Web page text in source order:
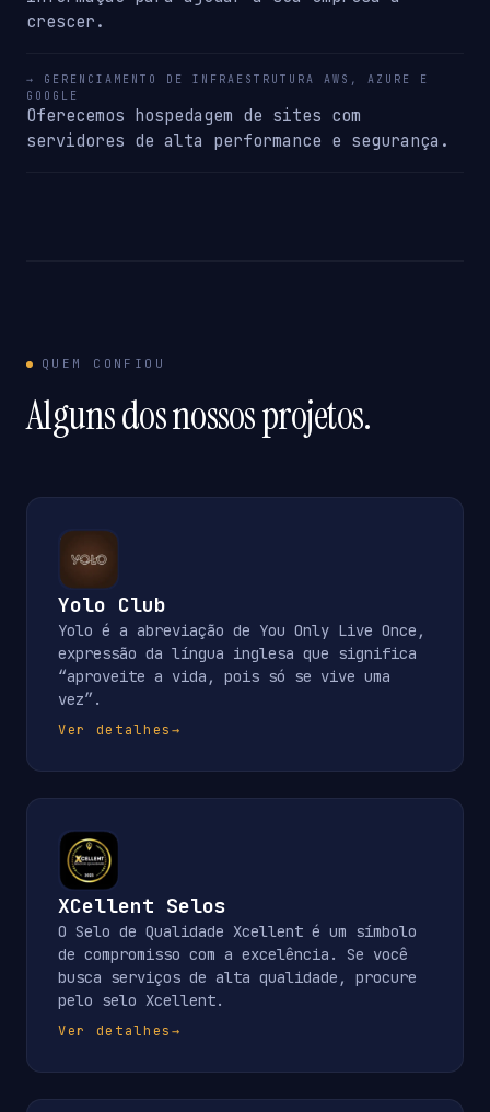
crescer.
→ GERENCIAMENTO DE INFRAESTRUTURA AWS, AZURE E
GOOGLE
Oferecemos hospedagem de sites com
servidores de alta performance e segurança.
QUEM CONFIOU
Alguns dos nossos projetos.
Yolo Club
Yolo é a abreviação de You Only Live Once,
expressão da língua inglesa que significa
“aproveite a vida, pois só se vive uma
vez”.
Ver detalhes→
XCellent Selos
O Selo de Qualidade Xcellent é um símbolo
de compromisso com a excelência. Se você
busca serviços de alta qualidade, procure
pelo selo Xcellent.
Ver detalhes→